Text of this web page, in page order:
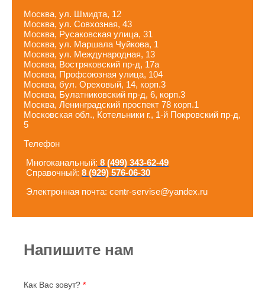
Москва, ул. Шмидта, 12
Москва, ул. Совхозная, 43
Москва, Русаковская улица, 31
Москва, ул. Маршала Чуйкова, 1
Москва, ул. Международная, 13
Москва, Востряковский пр-д, 17а
Москва, Профсоюзная улица, 104
Москва, бул. Ореховый, 14, корп.3
Москва, Булатниковский пр-д, 6, корп.3
Москва, Ленинградский проспект 78 корп.1
Московская обл., Котельники г., 1-й Покровский пр-д,
5
Телефон
Многоканальный: 8 (499) 343-62-49
Справочный: 8 (929) 576-06-30
Электронная почта: centr-servise@yandex.ru
Напишите нам
Как Вас зовут? *